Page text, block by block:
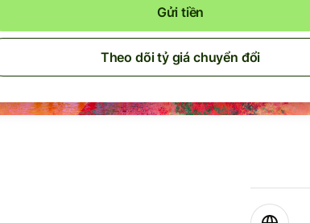
Gửi tiền
Theo dõi tỷ giá chuyển đổi